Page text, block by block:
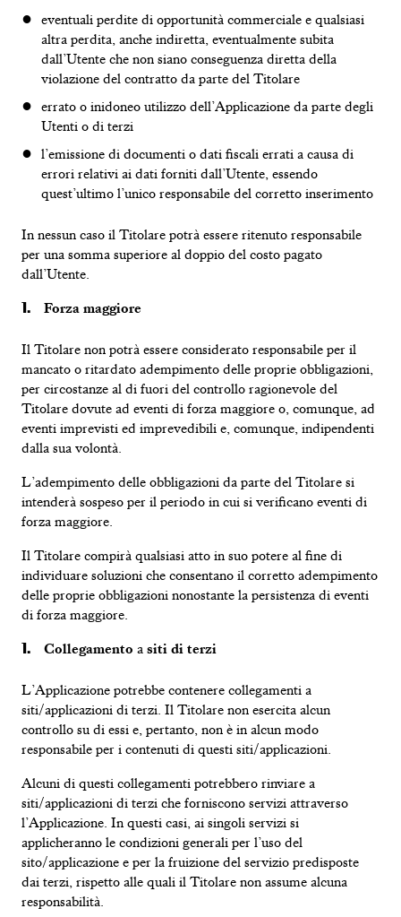
eventuali perdite di opportunità commerciale e qualsiasi
altra perdita, anche indiretta, eventualmente subita
dall’Utente che non siano conseguenza diretta della
violazione del contratto da parte del Titolare
errato o inidoneo utilizzo dell’Applicazione da parte degli
Utenti o di terzi
l’emissione di documenti o dati fiscali errati a causa di
errori relativi ai dati forniti dall’Utente, essendo
quest’ultimo l’unico responsabile del corretto inserimento
In nessun caso il Titolare potrà essere ritenuto responsabile
per una somma superiore al doppio del costo pagato
dall’Utente.
Forza maggiore
Il Titolare non potrà essere considerato responsabile per il
mancato o ritardato adempimento delle proprie obbligazioni,
per circostanze al di fuori del controllo ragionevole del
Titolare dovute ad eventi di forza maggiore o, comunque, ad
eventi imprevisti ed imprevedibili e, comunque, indipendenti
dalla sua volontà.
L’adempimento delle obbligazioni da parte del Titolare si
intenderà sospeso per il periodo in cui si verificano eventi di
forza maggiore.
Il Titolare compirà qualsiasi atto in suo potere al fine di
individuare soluzioni che consentano il corretto adempimento
delle proprie obbligazioni nonostante la persistenza di eventi
di forza maggiore.
Collegamento a siti di terzi
L’Applicazione potrebbe contenere collegamenti a
siti/applicazioni di terzi. Il Titolare non esercita alcun
controllo su di essi e, pertanto, non è in alcun modo
responsabile per i contenuti di questi siti/applicazioni.
Alcuni di questi collegamenti potrebbero rinviare a
siti/applicazioni di terzi che forniscono servizi attraverso
l’Applicazione. In questi casi, ai singoli servizi si
applicheranno le condizioni generali per l’uso del
sito/applicazione e per la fruizione del servizio predisposte
dai terzi, rispetto alle quali il Titolare non assume alcuna
responsabilità.